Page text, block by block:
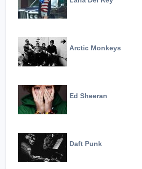
Arctic Monkeys
Ed Sheeran
Daft Punk